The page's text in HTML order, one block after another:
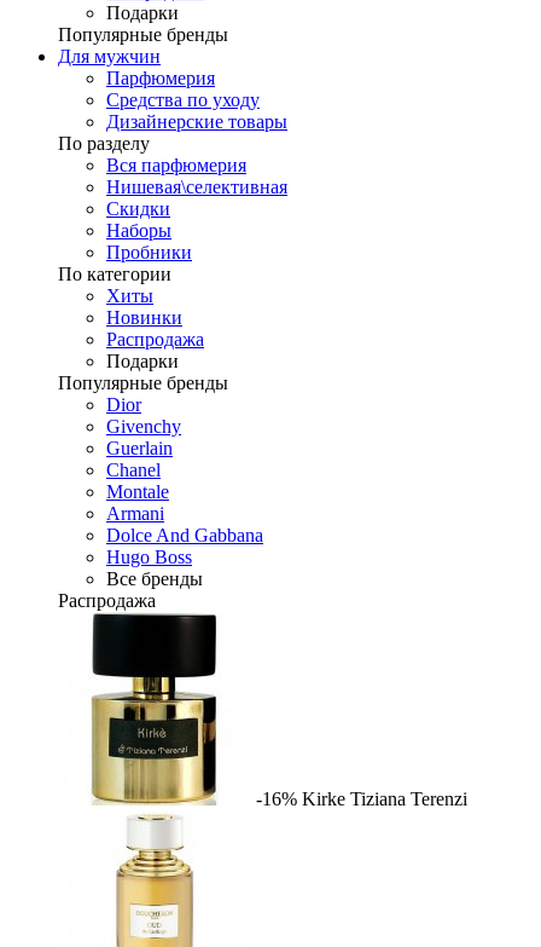
Подарки
Популярные бренды
Для мужчин
Парфюмерия
Средства по уходу
Дизайнерские товары
По разделу
Вся парфюмерия
Нишевая\селективная
Скидки
Наборы
Пробники
По категории
Хиты
Новинки
Распродажа
Подарки
Популярные бренды
Dior
Givenchy
Guerlain
Chanel
Montale
Armani
Dolce And Gabbana
Hugo Boss
Все бренды
Распродажа
-16% Kirke Tiziana Terenzi